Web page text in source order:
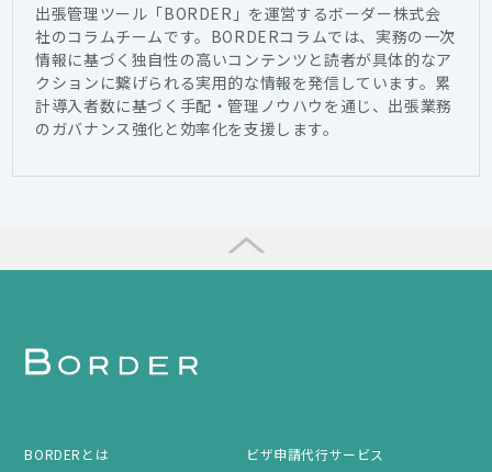
出張管理ツール「BORDER」を運営するボーダー株式会
社のコラムチームです。BORDERコラムでは、実務の一次
情報に基づく独自性の高いコンテンツと読者が具体的なア
クションに繋げられる実用的な情報を発信しています。累
計導入者数に基づく手配・管理ノウハウを通じ、出張業務
のガバナンス強化と効率化を支援します。
BORDERとは ビザ申請代行サービス